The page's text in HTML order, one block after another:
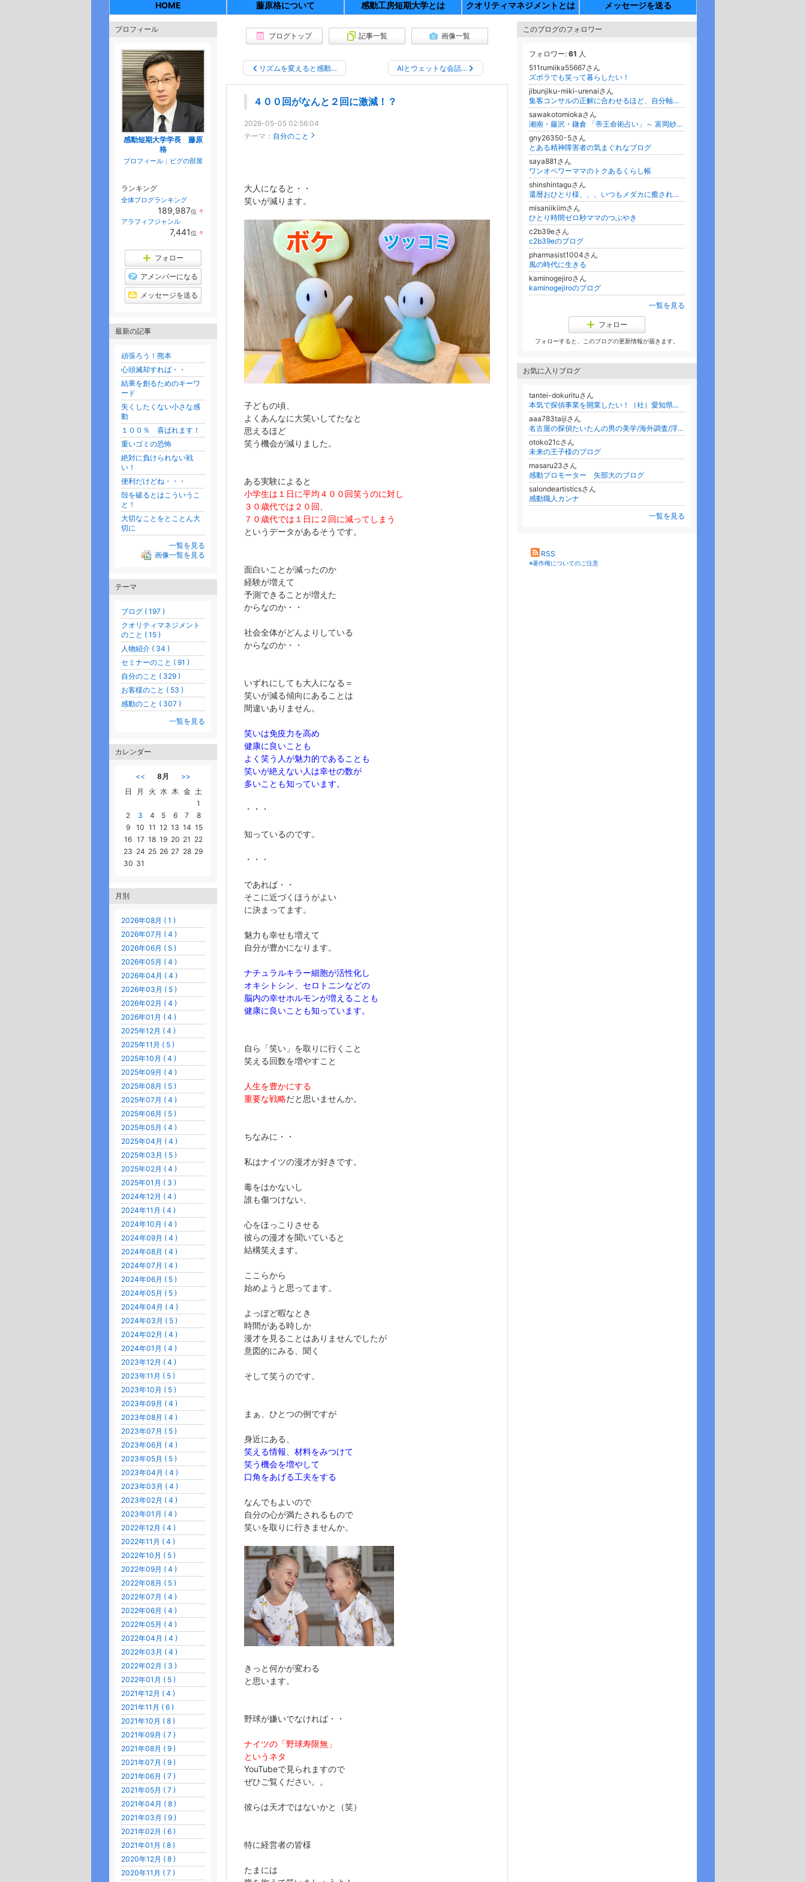
ブログトップ 記事一覧 画像一覧
リズムを変えると感動… AIとウェットな会話…
４００回がなんと２回に激減！？
2026-05-05 02:56:04
テーマ： 自分のこと
大人になると・・
笑いが減ります。
子どもの頃、
よくあんなに大笑いしてたなと
思えるほど
笑う機会が減りました。
ある実験によると
小学生は１日に平均４００回笑うのに対し
３０歳代では２０回、
７０歳代では１日に２回に減ってしまう
というデータがあるそうです。
面白いことが減ったのか
経験が増えて
予測できることが増えた
からなのか・・
社会全体がどんよりしている
からなのか・・
いずれにしても大人になる＝
笑いが減る傾向にあることは
間違いありません。
笑いは免疫力を高め
健康に良いことも
よく笑う人が魅力的であることも
笑いが絶えない人は幸せの数が
多いことも知っています。
・・・
知っているのです。
・・・
であれば・・
そこに近づくほうがよい
に決まってます。
魅力も幸せも増えて
自分が豊かになります。
ナチュラルキラー細胞が活性化し
オキシトシン、セロトニンなどの
脳内の幸せホルモンが増えることも
健康に良いことも知っています。
自ら「笑い」を取りに行くこと
笑える回数を増やすこと
人生を豊かにする
重要な戦略だと思いませんか。
ちなみに・・
私はナイツの漫才が好きです。
毒をはかないし
誰も傷つけない、
心をほっこりさせる
彼らの漫才を聞いていると
結構笑えます。
ここらから
始めようと思ってます。
よっぽど暇なとき
時間がある時しか
漫才を見ることはありませんでしたが
意図的にみる、聞く
そして笑うのです。
まぁ、ひとつの例ですが
身近にある、
笑える情報、材料をみつけて
笑う機会を増やして
口角をあげる工夫をする
なんでもよいので
自分の心が満たされるもので
笑いを取りに行きませんか。
きっと何かが変わる
と思います。
野球が嫌いでなければ・・
ナイツの「野球寿限無」
というネタ
YouTubeで見られますので
ぜひご覧ください。。
彼らは天才ではないかと（笑）
特に経営者の皆様
たまには
このブログのフォロワー
フォロワー: 61 人
511rumiika55667さん
ズボラでも笑って暮らしたい！
jibunjiku-miki-urenaiさん
集客コンサルの正解に合わせるほど、自分軸を語る私が分からなくなりました。
sawakotomiokaさん
湘南・藤沢・鎌倉 「帝王命術占い」～ 富岡紗和子
gny26350-5さん
とある精神障害者の気まぐれなブログ
saya881さん
ワンオペワーママのトクあるくらし帳
shinshintaguさん
還暦おひとり様、、、いつもメダカに癒されています。
misaniikiimさん
ひとり時間ゼロ秒ママのつぶやき
c2b39eさん
c2b39eのブログ
pharmasist1004さん
風の時代に生きる
kaminogejiroさん
kaminogejiroのブログ
一覧を見る
フォロー
フォローすると、このブログの更新情報が届きます。
お気に入りブログ
tantei-dokurituさん
本気で探偵事業を開業したい！（社）愛知県探偵業協会/名古屋/探偵育成事業/探偵学校/独立/開業/企業/採用/フランチャイズ/ＦＣ/浮気調査
aaa783taijiさん
名古屋の探偵たいたんの男の美学/海外調査/浮気調査/愛知/タイ/中国/上海/社員調査/離婚相談/浮気相談/弁護士/行政書士/離婚カウンセラー
otoko21cさん
未来の王子様のブログ
masaru23さん
感動プロモーター 矢部大のブログ
salondeartisticsさん
感動職人カンナ
一覧を見る
HOME 藤原格について 感動工房短期大学とは クオリティマネジメントとは メッセージを送る
RSS
※著作権についてのご注意
プロフィール
感動短期大学学長 藤原
格
プロフィール ｜ ピグの部屋
ランキング
全体ブログランキング
189,987位 ↑
アラフィフジャンル
7,441位 ↑
フォロー
アメンバーになる
メッセージを送る
最新の記事
頑張ろう！熊本
心頭滅却すれば・・
結果を創るためのキーワ
ード
失くしたくない小さな感
動
１００％ 喜ばれます！
重いゴミの恐怖
絶対に負けられない戦
い！
便利だけどね・・・
殻を破るとはこういうこ
と！
大切なことをとことん大
切に
一覧を見る
画像一覧を見る
テーマ
ブログ ( 197 )
クオリティマネジメント
のこと ( 15 )
人物紹介 ( 34 )
セミナーのこと ( 91 )
自分のこと ( 329 )
お客様のこと ( 53 )
感動のこと ( 307 )
一覧を見る
カレンダー
<< 8月
>>
日
月 火 水 木 金 土
1
2
3 4 5 6 7
8
9
10 11 12 13 14 15
16 17 18 19 20 21 22
23 24 25 26 27 28 29
30 31
月別
2026年08月 ( 1 )
2026年07月 ( 4 )
2026年06月 ( 5 )
2026年05月 ( 4 )
2026年04月 ( 4 )
2026年03月 ( 5 )
2026年02月 ( 4 )
2026年01月 ( 4 )
2025年12月 ( 4 )
2025年11月 ( 5 )
2025年10月 ( 4 )
2025年09月 ( 4 )
2025年08月 ( 5 )
2025年07月 ( 4 )
2025年06月 ( 5 )
2025年05月 ( 4 )
2025年04月 ( 4 )
2025年03月 ( 5 )
2025年02月 ( 4 )
2025年01月 ( 3 )
2024年12月 ( 4 )
2024年11月 ( 4 )
2024年10月 ( 4 )
2024年09月 ( 4 )
2024年08月 ( 4 )
2024年07月 ( 4 )
2024年06月 ( 5 )
2024年05月 ( 5 )
2024年04月 ( 4 )
2024年03月 ( 5 )
2024年02月 ( 4 )
2024年01月 ( 4 )
2023年12月 ( 4 )
2023年11月 ( 5 )
2023年10月 ( 5 )
2023年09月 ( 4 )
2023年08月 ( 4 )
2023年07月 ( 5 )
2023年06月 ( 4 )
2023年05月 ( 5 )
2023年04月 ( 4 )
2023年03月 ( 4 )
2023年02月 ( 4 )
2023年01月 ( 4 )
2022年12月 ( 4 )
2022年11月 ( 4 )
2022年10月 ( 5 )
2022年09月 ( 4 )
2022年08月 ( 5 )
2022年07月 ( 4 )
2022年06月 ( 4 )
2022年05月 ( 4 )
2022年04月 ( 4 )
2022年03月 ( 4 )
2022年02月 ( 3 )
2022年01月 ( 5 )
2021年12月 ( 4 )
2021年11月 ( 6 )
2021年10月 ( 8 )
2021年09月 ( 7 )
2021年08月 ( 9 )
2021年07月 ( 9 )
2021年06月 ( 7 )
2021年05月 ( 7 )
2021年04月 ( 8 )
2021年03月 ( 9 )
2021年02月 ( 6 )
2021年01月 ( 8 )
2020年12月 ( 8 )
2020年11月 ( 7 )